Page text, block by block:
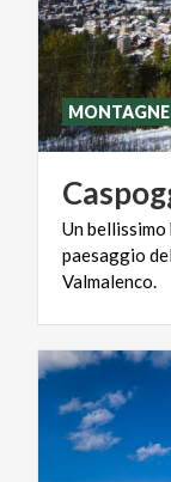
Un
paesaggio
Valmalenco.
MONTAGNE